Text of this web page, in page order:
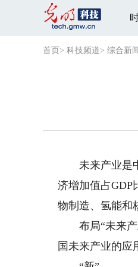
首页 > 科技频道> 综合新
未来产业是中
济增加值占GDP
物制造、氢能和
布局“未来产
国未来产业的应